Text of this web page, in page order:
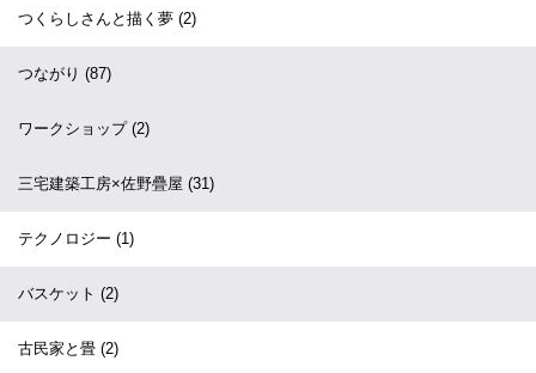
つくらしさんと描く夢 (2)
つながり (87)
ワークショップ (2)
三宅建築工房×佐野疊屋 (31)
テクノロジー (1)
バスケット (2)
古民家と畳 (2)